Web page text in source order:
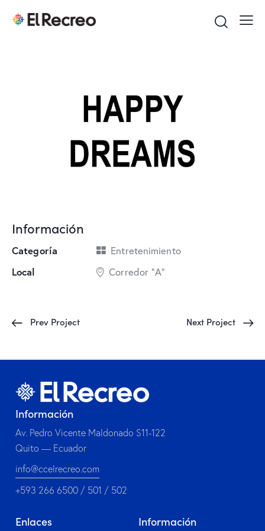
Información
Categoría
Entretenimiento
Local
Corredor "A"
Prev Project Next Project
Información
Av. Pedro Vicente Maldonado S11-122
Quito — Ecuador
info@ccelrecreo.com
+593 266 6500 / 501 / 502
Enlaces Información